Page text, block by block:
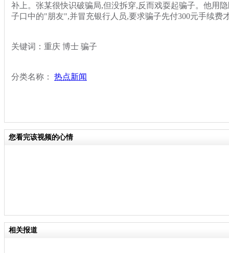
补上。张某很快识破骗局,但没拆穿,反而戏耍起骗子。他用
子口中的"朋友",并冒充银行人员,要求骗子先付300元手续费
关键词：重庆 博士 骗子
分类名称： 热点新闻
您看完该视频的心情
相关报道